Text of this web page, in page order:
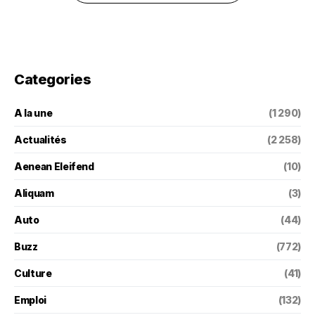
Categories
A la une (1 290)
Actualités (2 258)
Aenean Eleifend (10)
Aliquam (3)
Auto (44)
Buzz (772)
Culture (41)
Emploi (132)